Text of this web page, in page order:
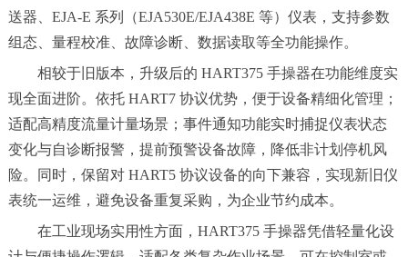
送器、EJA-E 系列（EJA530E/EJA438E 等）仪表，支持参数
组态、量程校准、故障诊断、数据读取等全功能操作。
相较于旧版本，升级后的 HART375 手操器在功能维度实
现全面进阶。依托 HART7 协议优势，便于设备精细化管理；
适配高精度流量计量场景；事件通知功能实时捕捉仪表状态
变化与自诊断报警，提前预警设备故障，降低非计划停机风
险。同时，保留对 HART5 协议设备的向下兼容，实现新旧仪
表统一运维，避免设备重复采购，为企业节约成本。
在工业现场实用性方面，HART375 手操器凭借轻量化设